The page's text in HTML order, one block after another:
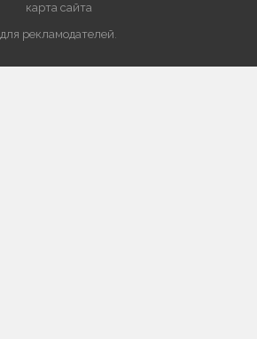
карта сайта
для рекламодателей